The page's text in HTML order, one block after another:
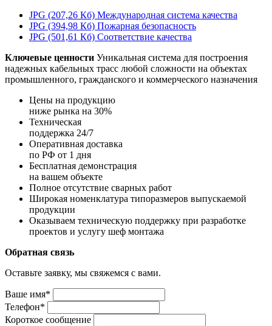
JPG (207,26 Кб) Международная система качества
JPG (394,98 Кб) Пожарная безопасность
JPG (501,61 Кб) Соответствие качества
Ключевые ценности Уникальная система для построения
надежных кабельных трасс любой сложности на объектах
промышленного, гражданского и коммерческого назначения
Цены на продукцию
ниже рынка на 30%
Техническая
поддержка 24/7
Оперативная доставка
по РФ от 1 дня
Бесплатная демонстрация
на вашем объекте
Полное отсутствие сварных работ
Широкая номенклатура типоразмеров выпускаемой
продукции
Оказываем техническую поддержку при разработке
проектов и услугу шеф монтажа
Обратная связь
Оставьте заявку, мы свяжемся с вами.
Ваше имя*
Телефон*
Короткое сообщение